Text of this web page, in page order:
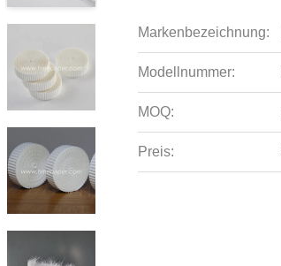
Markenbezeichnung:
Modellnummer:
MOQ:
Preis: